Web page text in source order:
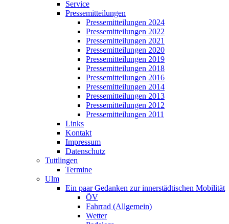
Service
Pressemitteilungen
Pressemitteilungen 2024
Pressemitteilungen 2022
Pressemitteilungen 2021
Pressemitteilungen 2020
Pressemitteilungen 2019
Pressemitteilungen 2018
Pressemitteilungen 2016
Pressemitteilungen 2014
Pressemitteilungen 2013
Pressemitteilungen 2012
Pressemitteilungen 2011
Links
Kontakt
Impressum
Datenschutz
Tuttlingen
Termine
Ulm
Ein paar Gedanken zur innerstädtischen Mobilität
ÖV
Fahrrad (Allgemein)
Wetter